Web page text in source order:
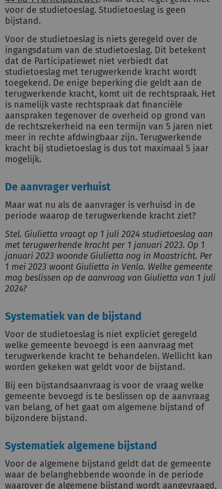
voor de studietoeslag. Studietoeslag is geen
bijstand.
Voor de studietoeslag is niets geregeld over de
ingangsdatum van de studietoeslag. Dit betekent
dat de Participatiewet niet verbiedt dat
studietoeslag met terugwerkende kracht wordt
toegekend. De enige beperking die geldt aan de
terugwerkende kracht, komt uit de rechtspraak. Het
is namelijk vaste rechtspraak dat financiële
aanspraken tegenover de overheid op grond van
de rechtszekerheid na een termijn van 5 jaren niet
meer in rechte afdwingbaar zijn. Terugwerkende
kracht bij studietoeslag is dus tot maximaal 5 jaar
mogelijk.
De aanvrager verhuist
Maar wat nu als de aanvrager is verhuisd in de
periode waarop de terugwerkende kracht ziet?
Stel. Giulietta vraagt op 1 juli 2024 studietoeslag aan
met terugwerkende kracht per 1 januari 2023. Op 1
januari 2023 woonde Giulietta nog in Maastricht. Per
1 mei 2023 woont Giulietta in Venlo. Welke gemeente
mag beslissen op de aanvraag van Giulietta van 1 juli
2024?
Systematiek van de bijstand
Voor de studietoeslag is niet expliciet geregeld
welke gemeente bevoegd is een aanvraag met
terugwerkende kracht te behandelen. Wellicht kan
worden gekeken wat geldt voor de bijstand.
Bij een bijstandsaanvraag is voor de vraag welke
gemeente bevoegd is te beslissen op de aanvraag
van belang, of het gaat om algemene bijstand of
bijzondere bijstand.
Systematiek algemene bijstand
Voor de algemene bijstand geldt dat de gemeente
waar de belanghebbende woonde in de periode
waarover de algemene bijstand wordt aangevraagd,